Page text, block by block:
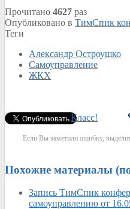
Прочитано 4627 раз
Опубликовано в ТимСпик
Теги
Александр Остроушко
Самоуправление
ЖКХ
Класс!
Если Вы заметили ошибку,
Похожие материалы
Запись ТимСпик
самоуправлению от